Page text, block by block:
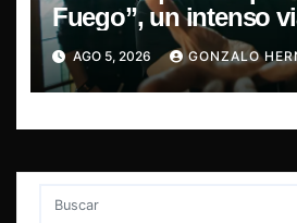
Fuego”, un intenso
pasión y la desilusión
AGO 5, 2026 GONZALO